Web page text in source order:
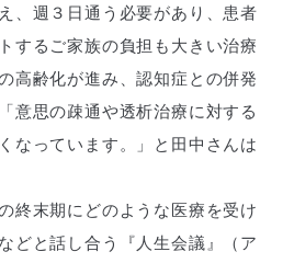
、週３日通う必要があり、患者
するご家族の負担も大きい治療
高齢化が進み、認知症との併発
意思の疎通や透析治療に対する
なっています。」と田中さんは
終末期にどのような医療を受け
どと話し合う『人生会議』（ア